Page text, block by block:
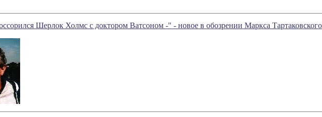
Шерлок Холмс с доктором Ватсоном -" - новое в обозрении Маркса Тартаковского